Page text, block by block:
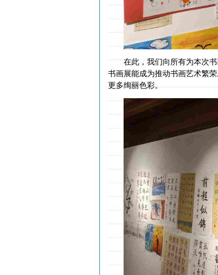
在此，我们向所有为本次
书画展能成为推动书画艺术繁
更多绚丽色彩。